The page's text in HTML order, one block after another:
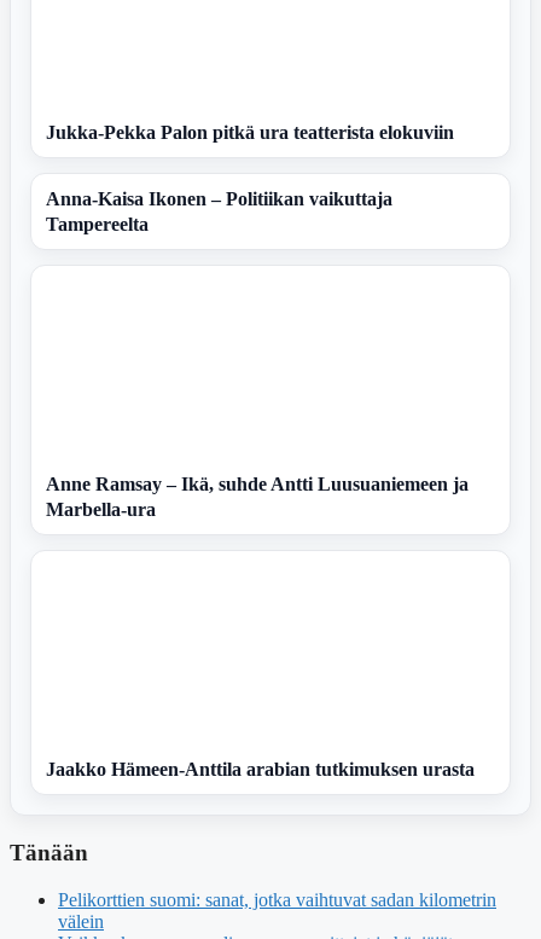
Jukka-Pekka Palon pitkä ura teatterista elokuviin
Anna-Kaisa Ikonen – Politiikan vaikuttaja
Tampereelta
Anne Ramsay – Ikä, suhde Antti Luusuaniemeen ja
Marbella-ura
Jaakko Hämeen-Anttila arabian tutkimuksen urasta
Tänään
Pelikorttien suomi: sanat, jotka vaihtuvat sadan kilometrin
välein